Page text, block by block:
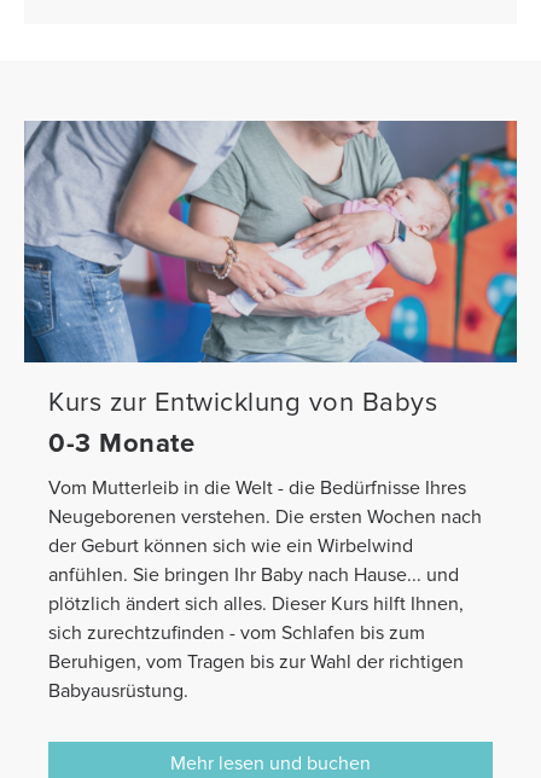
Kurs zur Entwicklung von Babys
0-3 Monate
Vom Mutterleib in die Welt - die Bedürfnisse Ihres
Neugeborenen verstehen. Die ersten Wochen nach
der Geburt können sich wie ein Wirbelwind
anfühlen. Sie bringen Ihr Baby nach Hause... und
plötzlich ändert sich alles. Dieser Kurs hilft Ihnen,
sich zurechtzufinden - vom Schlafen bis zum
Beruhigen, vom Tragen bis zur Wahl der richtigen
Babyausrüstung.
Mehr lesen und buchen